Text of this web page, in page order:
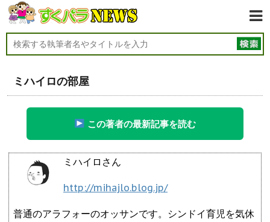
ミハイロの部屋
この著者の最新記事を読む
ミハイロさん
http://mihajlo.blog.jp/
普通のアラフォーのオッサンです。シンドイ育児を気休